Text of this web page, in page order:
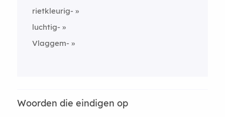
rietkleurig-
luchtig-
Vlaggem-
Woorden die eindigen op